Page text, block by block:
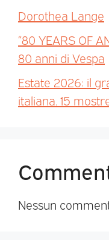
Dorothea Lange
“80 YEARS OF
80 anni di Vespa
Estate 2026: il
italiana. 15
Nessun